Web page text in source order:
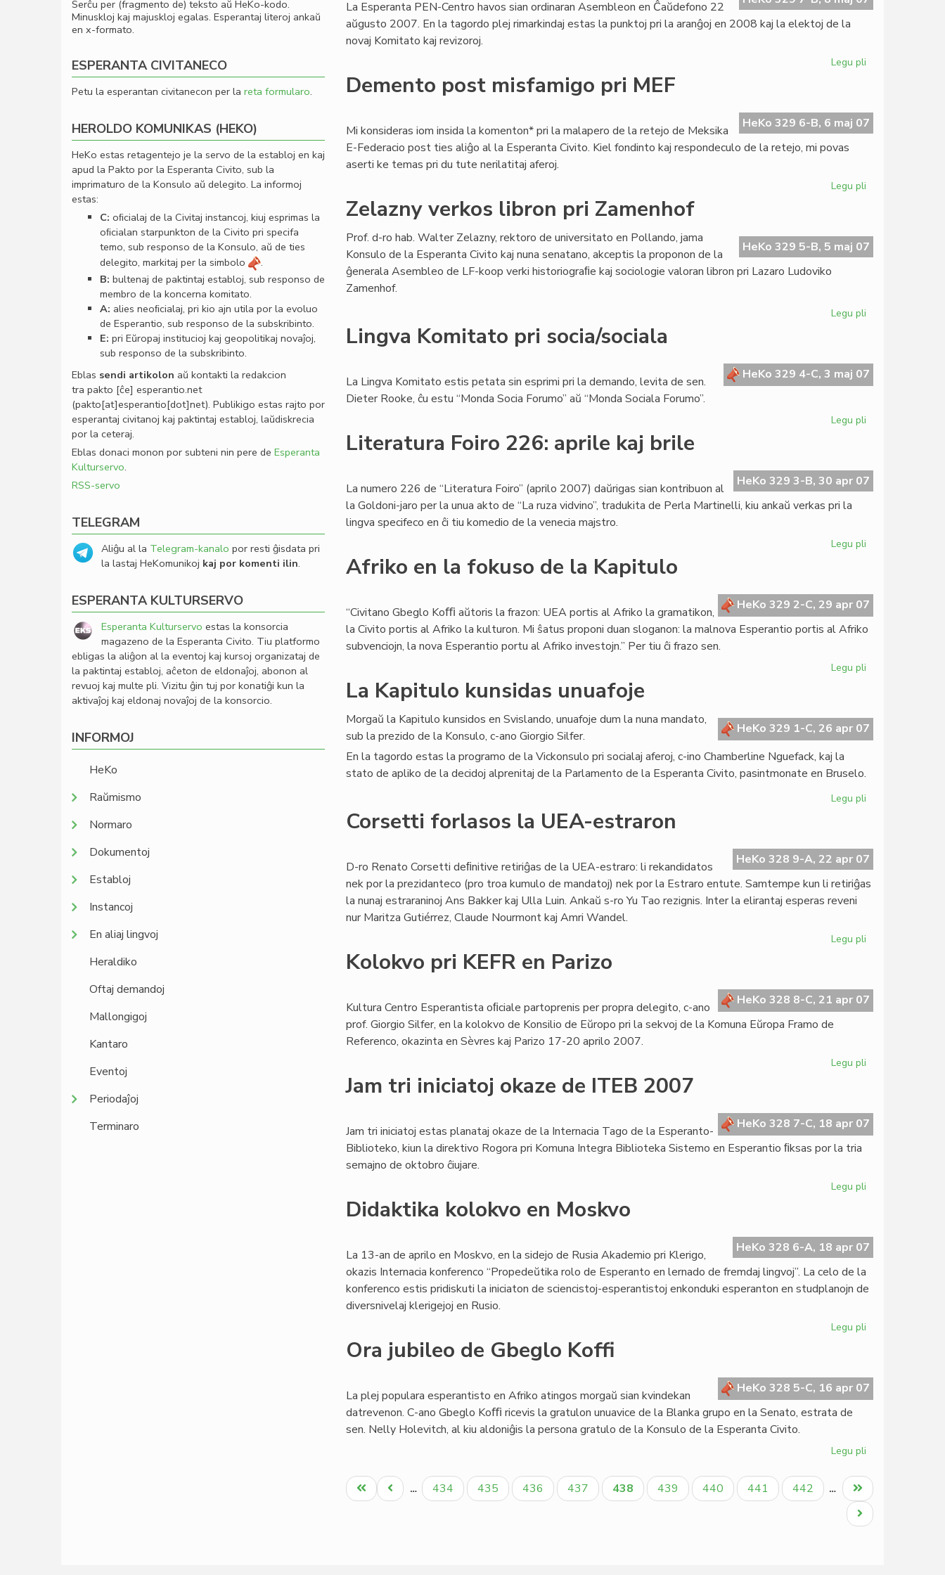
La Esperanta PEN-Centro havos sian ordinaran Asembleon en Ĉaŭdefono 22
aŭgusto 2007. En la tagordo plej rimarkindaj estas la punktoj pri la aranĝoj en 2008 kaj la elektoj de la
novaj Komitato kaj revizoroj.
Legu pli
la
Esperanta
Demento post misfamigo pri MEF
HeKo 329 6-B, 6 maj 07
Mi konsideras iom insida la komenton* pri la malapero de la retejo de Meksika
E-Federacio post ties aliĝo al la Esperanta Civito. Kiel fondinto kaj respondeculo de la retejo, mi povas
aserti ke temas pri du tute nerilatitaj aferoj.
Legu pli
pri
MEF
Zelazny verkos libron pri Zamenhof
HeKo 329 5-B, 5 maj 07
Prof. d-ro hab. Walter Zelazny, rektoro de universitato en Pollando, jama
Konsulo de la Esperanta Civito kaj nuna senatano, akceptis la proponon de la
ĝenerala Asembleo de LF-koop verki historiograﬁe kaj sociologie valoran libron pri Lazaro Ludoviko
Zamenhof.
Legu pli
pri
Zamenhof
Lingva Komitato pri socia/sociala
HeKo 329 4-C, 3 maj 07
La Lingva Komitato estis petata sin esprimi pri la demando, levita de sen.
Dieter Rooke, ĉu estu “Monda Socia Forumo” aŭ “Monda Sociala Forumo”.
Legu pli
socia/sociala
Literatura Foiro 226: aprile kaj brile
HeKo 329 3-B, 30 apr 07
La numero 226 de “Literatura Foiro” (aprilo 2007) daŭrigas sian kontribuon al
la Goldoni-jaro per la unua akto de “La ruza vidvino”, tradukita de Perla Martinelli, kiu ankaŭ verkas pri la
lingva specifeco en ĉi tiu komedio de la venecia majstro.
Legu pli
aprile
kaj
brile
Afriko en la fokuso de la Kapitulo
HeKo 329 2-C, 29 apr 07
“Civitano Gbeglo Koﬃ aŭtoris la frazon: UEA portis al Afriko la gramatikon,
la Civito portis al Afriko la kulturon. Mi ŝatus proponi duan sloganon: la malnova Esperantio portis al Afriko
subvenciojn, la nova Esperantio portu al Afriko investojn.” Per tiu ĉi frazo sen.
Legu pli
fokuso
de
La Kapitulo kunsidas unuafoje
HeKo 329 1-C, 26 apr 07
Morgaŭ la Kapitulo kunsidos en Svislando, unuafoje dum la nuna mandato,
sub la prezido de la Konsulo, c-ano Giorgio Silfer.
En la tagordo estas la programo de la Vickonsulo pri socialaj aferoj, c-ino Chamberline Nguefack, kaj la
stato de apliko de la decidoj alprenitaj de la Parlamento de la Esperanta Civito, pasintmonate en Bruselo.
Legu pli
unuafoje
Corsetti forlasos la UEA-estraron
HeKo 328 9-A, 22 apr 07
D-ro Renato Corsetti deﬁnitive retiriĝas de la UEA-estraro: li rekandidatos
nek por la prezidanteco (pro troa kumulo de mandatoj) nek por la Estraro entute. Samtempe kun li retiriĝas
la nunaj estraraninoj Ans Bakker kaj Ulla Luin. Ankaŭ s-ro Yu Tao rezignis. Inter la elirantaj esperas reveni
nur Maritza Gutiérrez, Claude Nourmont kaj Amri Wandel.
Legu pli
UEA-
estraron
Kolokvo pri KEFR en Parizo
HeKo 328 8-C, 21 apr 07
Kultura Centro Esperantista oﬁciale partoprenis per propra delegito, c-ano
prof. Giorgio Silfer, en la kolokvo de Konsilio de Eŭropo pri la sekvoj de la Komuna Eŭropa Framo de
Referenco, okazinta en Sèvres kaj Parizo 17-20 aprilo 2007.
Legu pli
en
Parizo
Jam tri iniciatoj okaze de ITEB 2007
HeKo 328 7-C, 18 apr 07
Jam tri iniciatoj estas planataj okaze de la Internacia Tago de la Esperanto-
Biblioteko, kiun la direktivo Rogora pri Komuna Integra Biblioteka Sistemo en Esperantio ﬁksas por la tria
semajno de oktobro ĉiujare.
Legu pli
okaze
de
2007
Didaktika kolokvo en Moskvo
HeKo 328 6-A, 18 apr 07
La 13-an de aprilo en Moskvo, en la sidejo de Rusia Akademio pri Klerigo,
okazis Internacia konferenco “Propedeŭtika rolo de Esperanto en lernado de fremdaj lingvoj”. La celo de la
konferenco estis pridiskuti la iniciaton de sciencistoj-esperantistoj enkonduki esperanton en studplanojn de
diversnivelaj klerigejoj en Rusio.
Legu pli
Moskvo
Ora jubileo de Gbeglo Koffi
HeKo 328 5-C, 16 apr 07
La plej populara esperantisto en Afriko atingos morgaŭ sian kvindekan
datrevenon. C-ano Gbeglo Koﬃ ricevis la gratulon unuavice de la Blanka grupo en la Senato, estrata de
sen. Nelly Holevitch, al kiu aldoniĝis la persona gratulo de la Konsulo de la Esperanta Civito.
Legu pli
jubileo
de
Gbeglo
Koffi
Pagination
Unua
paĝo
Antaŭa
paĝo
… Paĝo
434 Paĝo
435 Paĝo
436 Paĝo
437
Aktuala
paĝo
438 Paĝo
439 Paĝo
440 Paĝo
441 Paĝo
442 …
Last
page
Next
page
Serĉu per (fragmento de) teksto aŭ HeKo-kodo.
Minuskloj kaj majuskloj egalas. Esperantaj literoj ankaŭ
en x-formato.
ESPERANTA CIVITANECO
Petu la esperantan civitanecon per la reta formularo.
HEROLDO KOMUNIKAS (HEKO)
HeKo estas retagentejo je la servo de la establoj en kaj
apud la Pakto por la Esperanta Civito, sub la
imprimaturo de la Konsulo aŭ delegito. La informoj
estas:
C: oﬁcialaj de la Civitaj instancoj, kiuj esprimas la
oﬁcialan starpunkton de la Civito pri specifa
temo, sub responso de la Konsulo, aŭ de ties
delegito, markitaj per la simbolo
.
B: bultenaj de paktintaj establoj, sub responso de
membro de la koncerna komitato.
A: alies neoﬁcialaj, pri kio ajn utila por la evoluo
de Esperantio, sub responso de la subskribinto.
E: pri Eŭropaj institucioj kaj geopolitikaj novaĵoj,
sub responso de la subskribinto.
Eblas sendi artikolon aŭ kontakti la redakcion
tra pakto [ĉe] esperantio.net
(pakto[at]esperantio[dot]net). Publikigo estas rajto por
esperantaj civitanoj kaj paktintaj establoj, laŭdiskrecia
por la ceteraj.
Eblas donaci monon por subteni nin pere de Esperanta
Kulturservo.
RSS-servo
TELEGRAM
Aliĝu al la Telegram-kanalo por resti ĝisdata pri
la lastaj HeKomunikoj kaj por komenti ilin.
ESPERANTA KULTURSERVO
Esperanta Kulturservo estas la konsorcia
magazeno de la Esperanta Civito. Tiu platformo
ebligas la aliĝon al la eventoj kaj kursoj organizataj de
la paktintaj establoj, aĉeton de eldonaĵoj, abonon al
revuoj kaj multe pli. Vizitu ĝin tuj por konatiĝi kun la
aktivaĵoj kaj eldonaj novaĵoj de la konsorcio.
INFORMOJ
HeKo
Raŭmismo
Normaro
Dokumentoj
Establoj
Instancoj
En aliaj lingvoj
Heraldiko
Oftaj demandoj
Mallongigoj
Kantaro
Eventoj
Periodaĵoj
Terminaro